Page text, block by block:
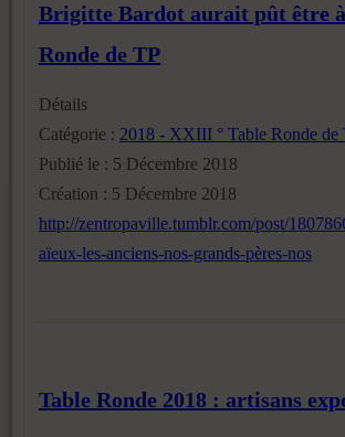
Brigitte Bardot aurait pût être
Ronde de TP
Détails
Catégorie : 2018 - XXIII ° Table Ronde de
Publié le : 5 Décembre 2018
Création : 5 Décembre 2018
http://zentropaville.tumblr.com/post/
aïeux-les-anciens-nos-grands-pères-nos
Table Ronde 2018 : artisans